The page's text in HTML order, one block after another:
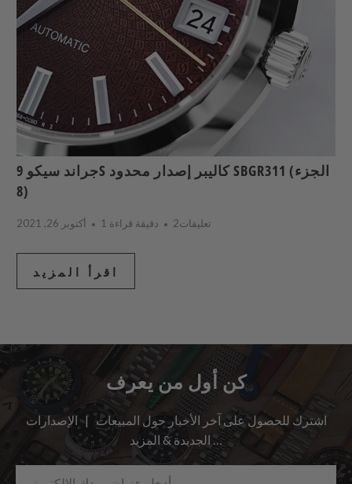
جراند سيكو 9S كاليبر إصدار محدود SBGR311 (الجزء
8)
أكتوبر 26, 2021 1 دقيقة قراءة 2تعليقات
اقرأ المزيد
كن أول من يعرف
اشترك للحصول على آخر الأخبار حول المبيعات | الإصدارات
الجديدة & المزيد …